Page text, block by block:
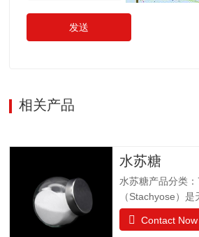
发送
相关产品
水苏糖
水苏糖产品分类
（Stachyose）
结构有两个半乳糖
糖组成。是一种非
Contact Now